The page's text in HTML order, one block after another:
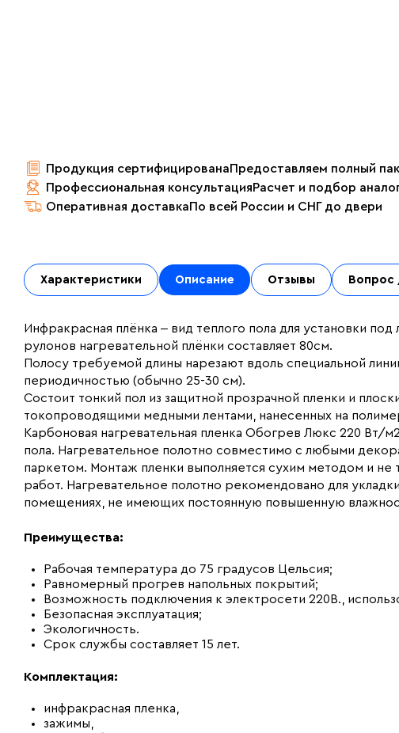
Продукция сертифицированаПредоставляем полный
Профессиональная консультацияРасчет и подбор
Оперативная доставкаПо всей России и СНГ до двери
Характеристики Описание Отзывы Вопрос
Инфракрасная плёнка ‒ вид теплого пола для установки
рулонов нагревательной плёнки составляет 80см.
Полосу требуемой длины нарезают вдоль специальной
периодичностью (обычно 25-30 см).
Состоит тонкий пол из защитной прозрачной пленки и
токопроводящими медными лентами, нанесенных на
Карбоновая нагревательная пленка Обогрев Люкс 220 Вт/
пола. Нагревательное полотно совместимо с любыми
паркетом. Монтаж пленки выполняется сухим методом и
работ. Нагревательное полотно рекомендовано для
помещениях, не имеющих постоянную повышенную
Преимущества:
Рабочая температура до 75 градусов Цельсия;
Равномерный прогрев напольных покрытий;
Возможность подключения к электросети 220В.,
Безопасная эксплуатация;
Экологичность.
Срок службы составляет 15 лет.
Комплектация:
инфракрасная пленка,
зажимы,